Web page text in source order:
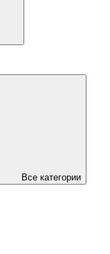
Все категории